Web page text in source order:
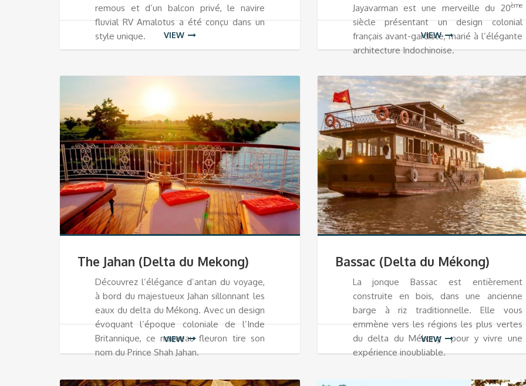
remous et d’un balcon privé, le navire
fluvial RV Amalotus a été conçu dans un
style unique.
VIEW
Jayavarman est une merveille du 20ème
siècle présentant un design colonial
français avant-gardiste, marié à l’élégante
architecture Indochinoise.
VIEW
The Jahan (Delta du Mekong)
Découvrez l’élégance d’antan du voyage,
à bord du majestueux Jahan sillonnant les
eaux du delta du Mékong. Avec un design
évoquant l’époque coloniale de l’Inde
Britannique, ce nouveau fleuron tire son
nom du Prince Shah Jahan.
VIEW
Bassac (Delta du Mékong)
La jonque Bassac est entièrement
construite en bois, dans une ancienne
barge à riz traditionnelle. Elle vous
emmène vers les régions les plus vertes
du delta du Mékong pour y vivre une
expérience inoubliable.
VIEW